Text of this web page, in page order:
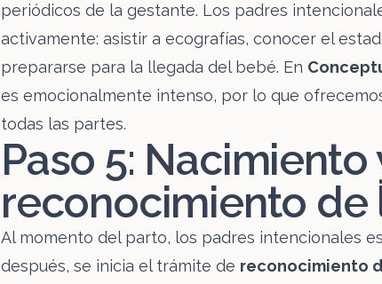
periódicos de la gestante. Los padres
activamente: asistir a ecografías, conocer el
prepararse para la llegada del bebé. En
es emocionalmente intenso, por lo que
todas las partes.
Paso 5: Nacimiento
reconocimiento de
Al momento del parto, los padres intencionales
después, se inicia el trámite de reconocimiento